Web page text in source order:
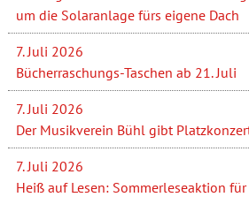
um die Solaranlage fürs eigene Dach
7. Juli 2026
Bücherraschungs-Taschen ab 21. Juli
7. Juli 2026
Der Musikverein Bühl gibt
7. Juli 2026
Heiß auf Lesen: Sommerleseaktion